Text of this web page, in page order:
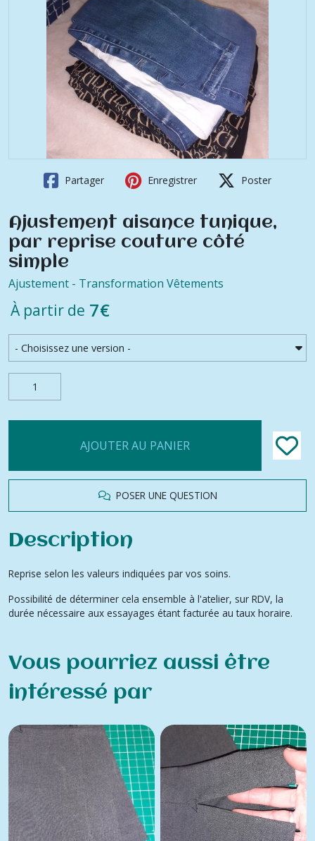
Partager Enregistrer Poster
Ajustement aisance tunique,
par reprise couture côté
simple
Ajustement - Transformation Vêtements
À partir de 7€
AJOUTER AU PANIER
POSER UNE QUESTION
Description
Reprise selon les valeurs indiquées par vos soins.
Possibilité de déterminer cela ensemble à l'atelier, sur RDV, la
durée nécessaire aux essayages étant facturée au taux horaire.
Vous pourriez aussi être
intéressé par